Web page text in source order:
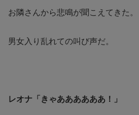
お隣さんから悲鳴が聞こえてきた。
男女入り乱れての叫び声だ。
レオナ「きゃああああああ！」